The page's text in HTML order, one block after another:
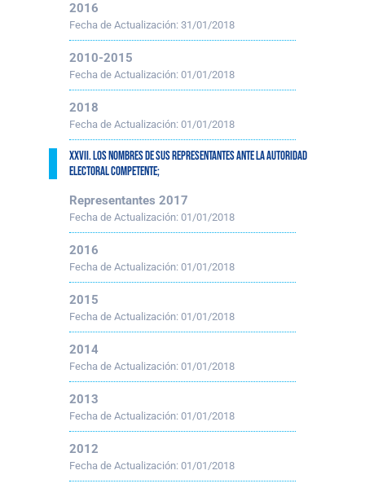
2016
Fecha de Actualización: 31/01/2018
2010-2015
Fecha de Actualización: 01/01/2018
2018
Fecha de Actualización: 01/01/2018
XXVII. Los nombres de sus representantes ante la autoridad
electoral competente;
Representantes 2017
Fecha de Actualización: 01/01/2018
2016
Fecha de Actualización: 01/01/2018
2015
Fecha de Actualización: 01/01/2018
2014
Fecha de Actualización: 01/01/2018
2013
Fecha de Actualización: 01/01/2018
2012
Fecha de Actualización: 01/01/2018